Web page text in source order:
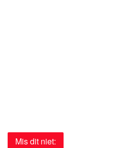
Mis dit niet: